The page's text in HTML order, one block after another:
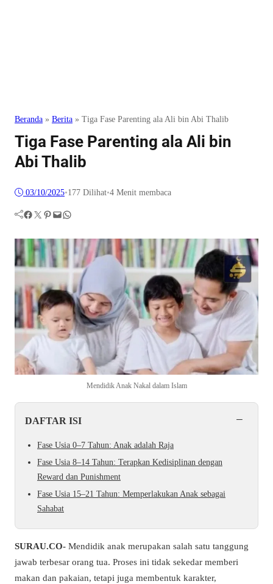
Beranda » Berita » Tiga Fase Parenting ala Ali bin Abi Thalib
Tiga Fase Parenting ala Ali bin
Abi Thalib
03/10/2025•177 Dilihat•4 Menit membaca
Facebook Twitter Pinterest Mail WhatsApp
Mendidik Anak Nakal dalam Islam
DAFTAR ISI −
Fase Usia 0–7 Tahun: Anak adalah Raja
Fase Usia 8–14 Tahun: Terapkan Kedisiplinan dengan
Reward dan Punishment
Fase Usia 15–21 Tahun: Memperlakukan Anak sebagai
Sahabat
SURAU.CO- Mendidik anak merupakan salah satu tanggung
jawab terbesar orang tua. Proses ini tidak sekedar memberi
makan dan pakaian, tetapi juga membentuk karakter,